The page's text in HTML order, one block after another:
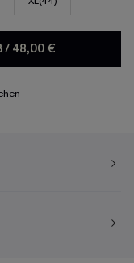
/ 48,00 €